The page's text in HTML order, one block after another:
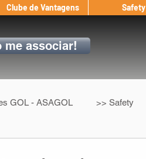
Clube de Vantagens Safety
me associar!
GOL - ASAGOL >> Safety